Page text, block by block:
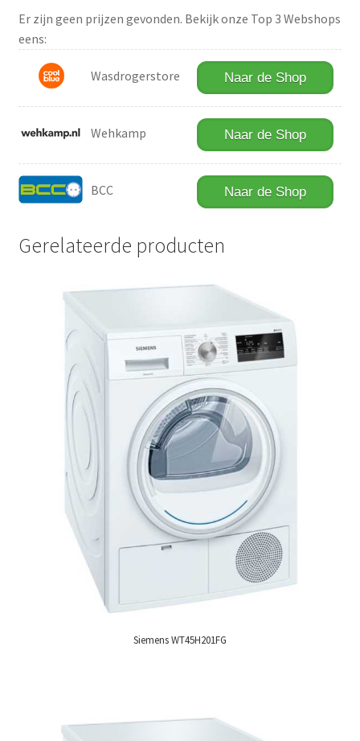
Er zijn geen prijzen gevonden. Bekijk onze Top 3 Webshops
eens:
Wasdrogerstore Naar de Shop
Wehkamp Naar de Shop
BCC Naar de Shop
Gerelateerde producten
Siemens WT45H201FG